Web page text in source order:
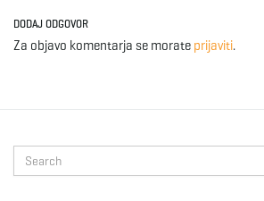
DODAJ ODGOVOR
Za objavo komentarja se morate prijaviti.
e